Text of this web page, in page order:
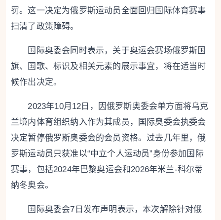
罚。这一决定为俄罗斯运动员全面回归国际体育赛事
扫清了政策障碍。
国际奥委会同时表示，关于奥运会赛场俄罗斯国
旗、国歌、标识及相关元素的展示事宜，将在适当时
候作出决定。
2023年10月12日，因俄罗斯奥委会单方面将乌克
兰境内体育组织纳入作为其成员，国际奥委会执委会
决定暂停俄罗斯奥委会的会员资格。过去几年里，俄
罗斯运动员只获准以“中立个人运动员”身份参加国际
赛事，包括2024年巴黎奥运会和2026年米兰-科尔蒂
纳冬奥会。
国际奥委会7日发布声明表示，本次解除针对俄